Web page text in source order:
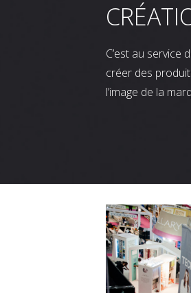
C’est au
créer des
l’image de la